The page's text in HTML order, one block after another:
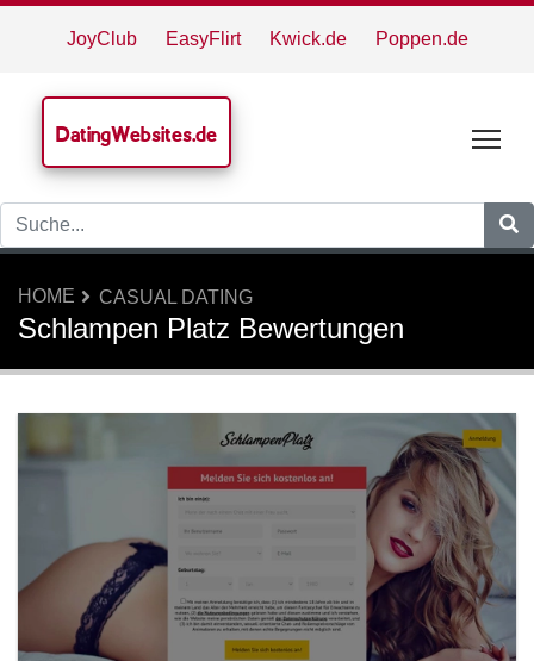
JoyClub EasyFlirt Kwick.de Poppen.de
DatingWebsites.de
HOME CASUAL DATING
Schlampen Platz Bewertungen